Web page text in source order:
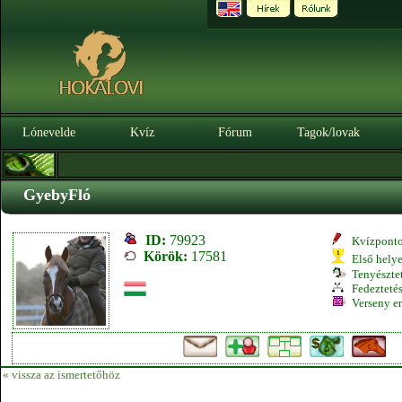
Lónevelde Kvíz Fórum Tagok/lovak
GyebyFló
ID: 79923
Körök: 17581
Első
Verseny
« vissza az ismertetőhöz